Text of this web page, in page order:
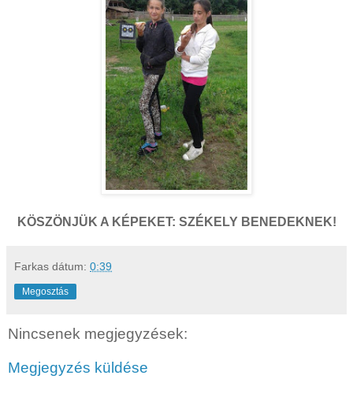
KÖSZÖNJÜK A KÉPEKET: SZÉKELY BENEDEKNEK!
Farkas dátum: 0:39
Megosztás
Nincsenek megjegyzések:
Megjegyzés küldése